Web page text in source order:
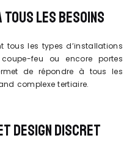
TOUS LES BESOINS
tous les types d’installations
coupe-feu ou encore portes
de répondre à tous les
complexe tertiaire.
DESIGN DISCRET